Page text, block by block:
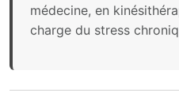
médecine, en
charge du stress